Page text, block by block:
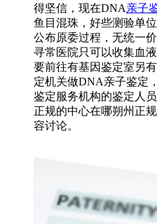
得坚信，现在DNA亲子
鱼目混珠，好些测验单
公布原委过程，无统一
寻常医院只可以收集血
要前往有基因鉴定室另
定机关做DNA亲子鉴定
鉴定服务机构的鉴定人
正规的中心在哪朔州正
容讨论。